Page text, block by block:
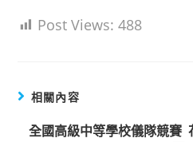
Post Views: 488
相關內容
全國高級中等學校儀隊競賽